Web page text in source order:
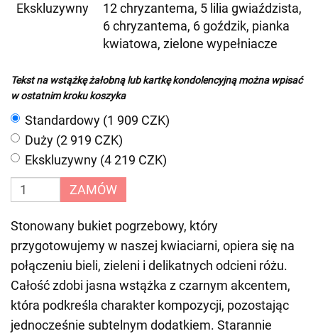
Ekskluzywny
12 chryzantema, 5 lilia gwiaździsta,
6 chryzantema, 6 goździk, pianka
kwiatowa, zielone wypełniacze
Tekst na wstążkę żałobną lub kartkę kondolencyjną można wpisać
w ostatnim kroku koszyka
Standardowy (1 909 CZK)
Duży (2 919 CZK)
Ekskluzywny (4 219 CZK)
ZAMÓW
Stonowany bukiet pogrzebowy, który
przygotowujemy w naszej kwiaciarni, opiera się na
połączeniu bieli, zieleni i delikatnych odcieni różu.
Całość zdobi jasna wstążka z czarnym akcentem,
która podkreśla charakter kompozycji, pozostając
jednocześnie subtelnym dodatkiem. Starannie